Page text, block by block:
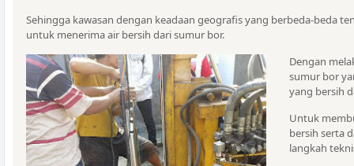
Sehingga kawasan dengan keadaan geografis yang berbeda-beda
untuk menerima air bersih dari sumur bor.
Dengan
sumur bor
yang bersih
Untuk
bersih serta
langkah